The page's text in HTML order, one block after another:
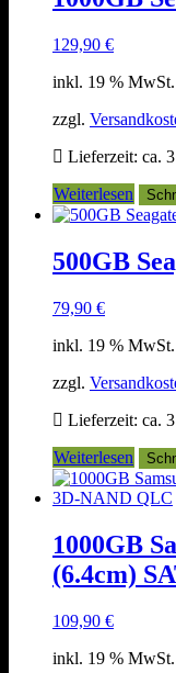
129,90 €
inkl. 19 % MwSt.
zzgl.
Lieferzeit: ca.
Weiterlesen
500GB
79,90 €
inkl. 19 % MwSt.
zzgl.
Lieferzeit: ca.
Weiterlesen
1000GB
(6.4cm)
109,90 €
inkl. 19 % MwSt.